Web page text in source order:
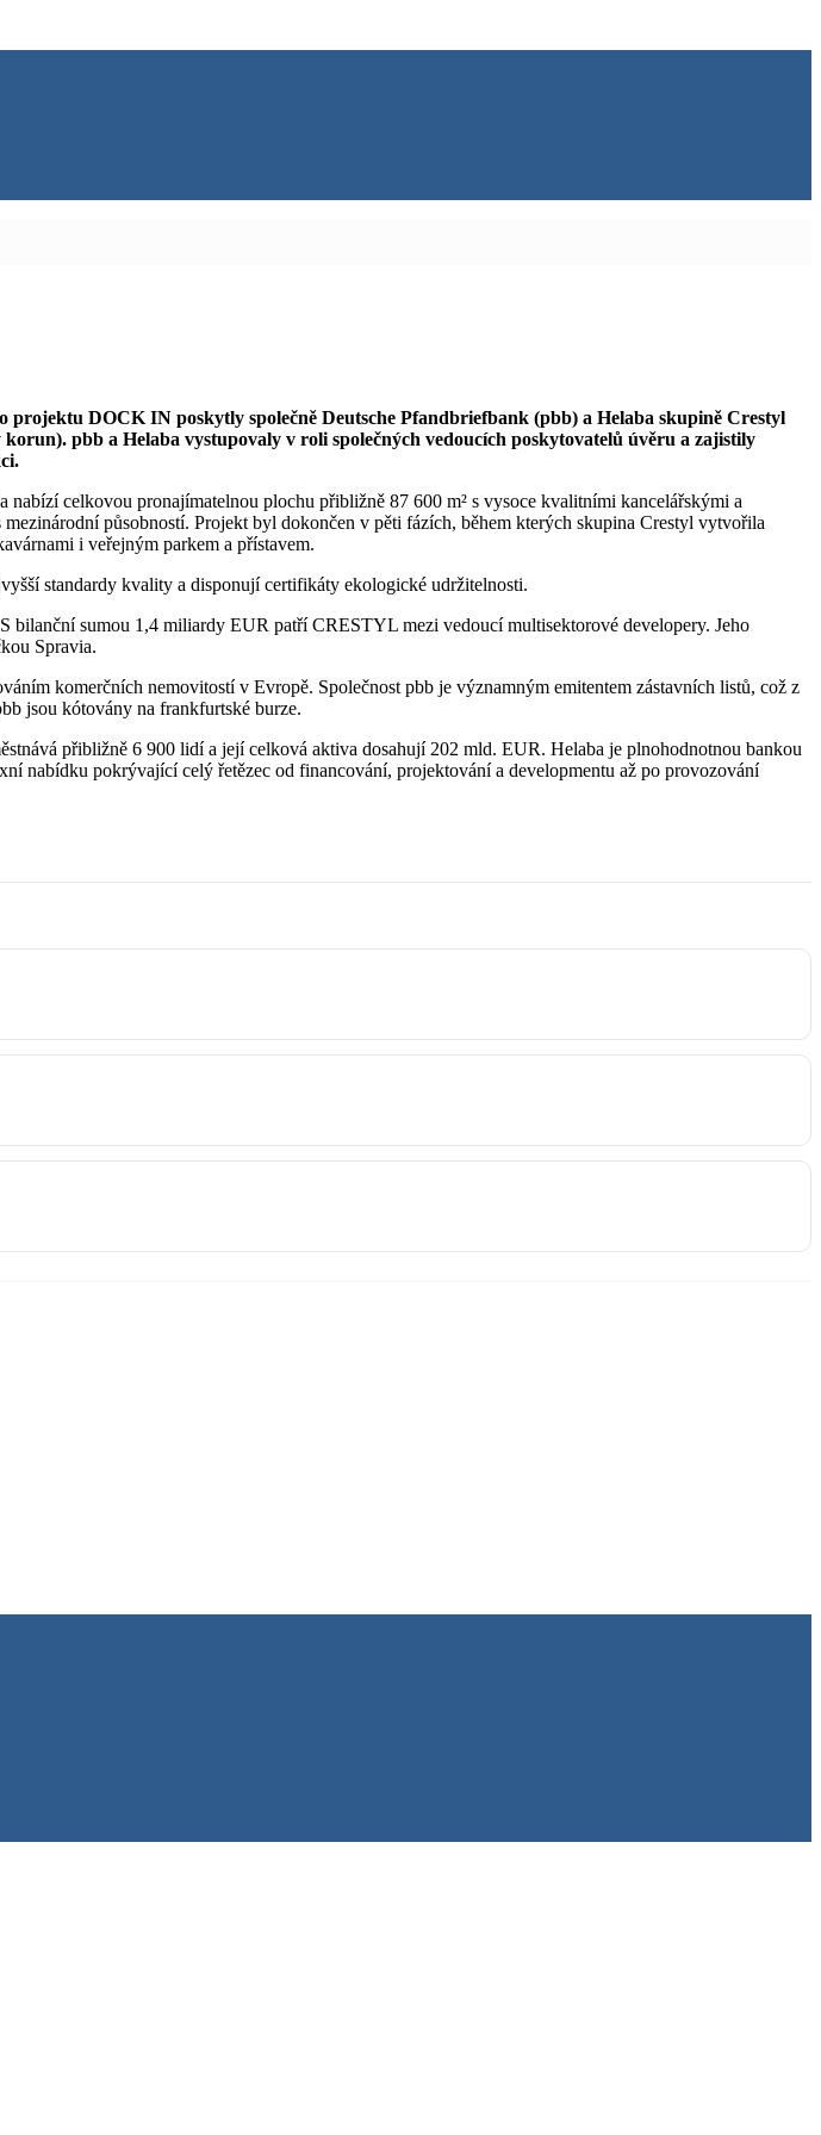
projektu DOCK IN poskytly společně Deutsche Pfandbriefbank (pbb) a Helaba skupině Crestyl
pbb a Helaba vystupovaly v roli společných vedoucích poskytovatelů úvěru a zajistily
celkovou pronajímatelnou plochu přibližně 87 600 m² s vysoce kvalitními kancelářskými a
působností. Projekt byl dokončen v pěti fázích, během kterých skupina Crestyl vytvořila
i veřejným parkem a přístavem.
standardy kvality a disponují certifikáty ekologické udržitelnosti.
bilanční sumou 1,4 miliardy EUR patří CRESTYL mezi vedoucí multisektorové developery. Jeho
Spravia.
komerčních nemovitostí v Evropě. Společnost pbb je významným emitentem zástavních listů, což z
jsou kótovány na frankfurtské burze.
přibližně 6 900 lidí a její celková aktiva dosahují 202 mld. EUR. Helaba je plnohodnotnou bankou
nabídku pokrývající celý řetězec od financování, projektování a developmentu až po provozování